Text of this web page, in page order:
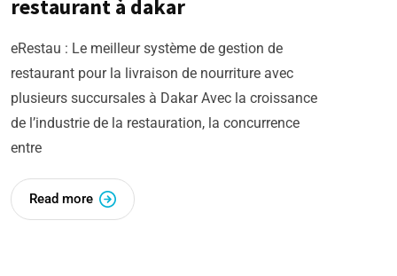
restaurant à dakar
eRestau : Le meilleur système de gestion de
restaurant pour la livraison de nourriture avec
plusieurs succursales à Dakar Avec la croissance
de l’industrie de la restauration, la concurrence
entre
Read more